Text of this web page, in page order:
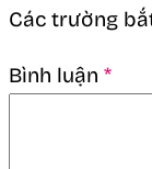
Các trường
Bình luận *